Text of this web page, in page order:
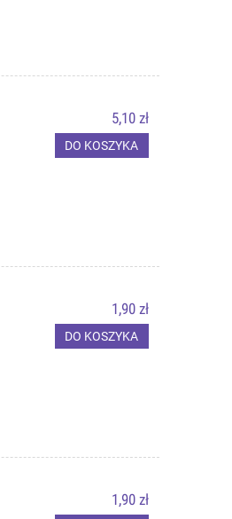
5,10 zł
DO KOSZYKA
1,90 zł
DO KOSZYKA
1,90 zł